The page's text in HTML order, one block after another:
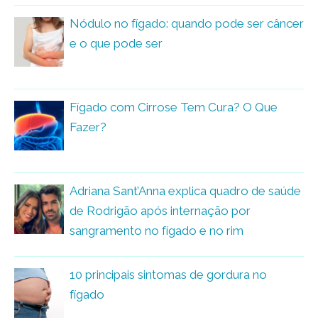
Nódulo no fígado: quando pode ser câncer
e o que pode ser
Fígado com Cirrose Tem Cura? O Que
Fazer?
Adriana Sant’Anna explica quadro de saúde
de Rodrigão após internação por
sangramento no fígado e no rim
10 principais sintomas de gordura no
fígado